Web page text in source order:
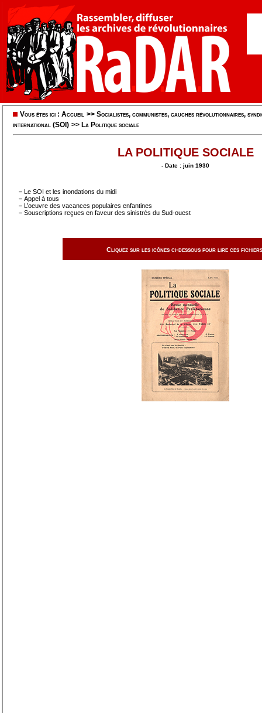
Vous êtes ici : Accueil >> Socialistes, communistes, gauches révolutionnaires,
international (SOI) >> La Politique sociale
LA POLITIQUE SOCIALE
- Date : juin 1930
– Le SOI et les inondations du midi
– Appel à tous
– L’oeuvre des vacances populaires enfantines
– Souscriptions reçues en faveur des sinistrés du Sud-ouest
Cliquez sur les icônes ci-dessous pour lire ces